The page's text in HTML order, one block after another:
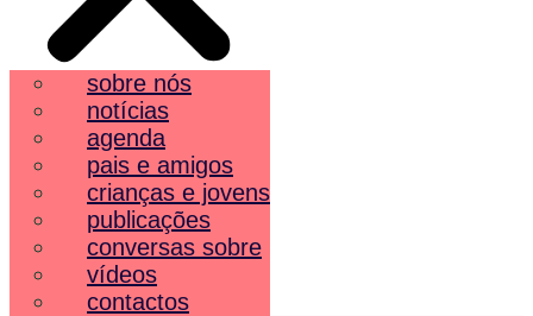
sobre nós
notícias
agenda
pais e amigos
crianças e jovens
publicações
conversas sobre
vídeos
contactos